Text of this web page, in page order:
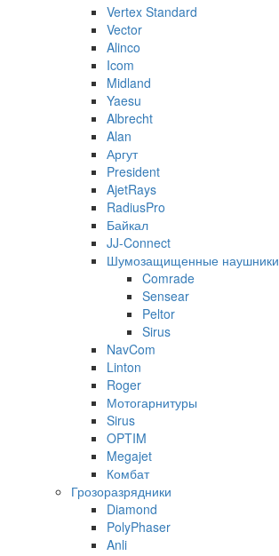
Vertex Standard
Vector
Alinco
Icom
Midland
Yaesu
Albrecht
Alan
Аргут
President
AjetRays
RadiusPro
Байкал
JJ-Connect
Шумозащищенные наушники
Comrade
Sensear
Peltor
Sirus
NavCom
Linton
Roger
Мотогарнитуры
Sirus
OPTIM
Megajet
Комбат
Грозоразрядники
Diamond
PolyPhaser
Anli